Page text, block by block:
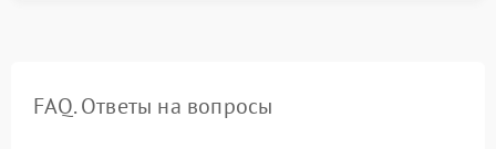
FAQ. Ответы на вопросы